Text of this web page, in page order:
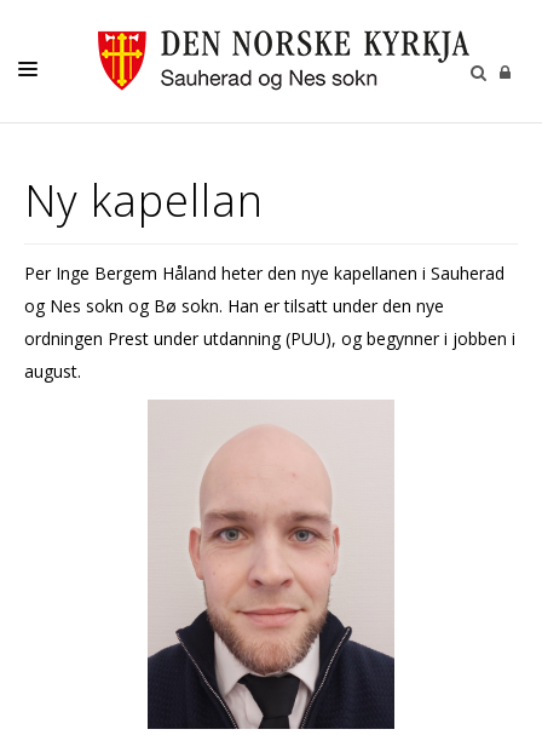
BARN OG UNGE
MISJON OG GIVERTENESTE
KULTUR
GRAVFERD
Ny kapellan
Per Inge Bergem Håland heter den nye kapellanen i Sauherad
og Nes sokn og Bø sokn. Han er tilsatt under den nye
ordningen Prest under utdanning (PUU), og begynner i jobben i
august.